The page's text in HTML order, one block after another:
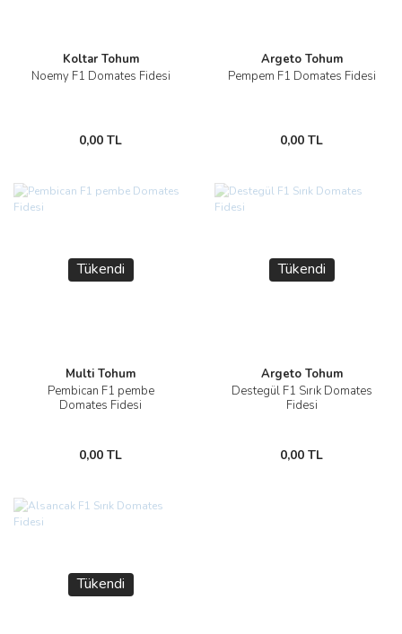
Koltar Tohum
Noemy F1 Domates Fidesi
0,00 TL
Argeto Tohum
Pempem F1 Domates Fidesi
0,00 TL
Tükendi
Multi Tohum
Pembican F1 pembe
Domates Fidesi
0,00 TL
Tükendi
Argeto Tohum
Destegül F1 Sırık Domates
Fidesi
0,00 TL
Tükendi